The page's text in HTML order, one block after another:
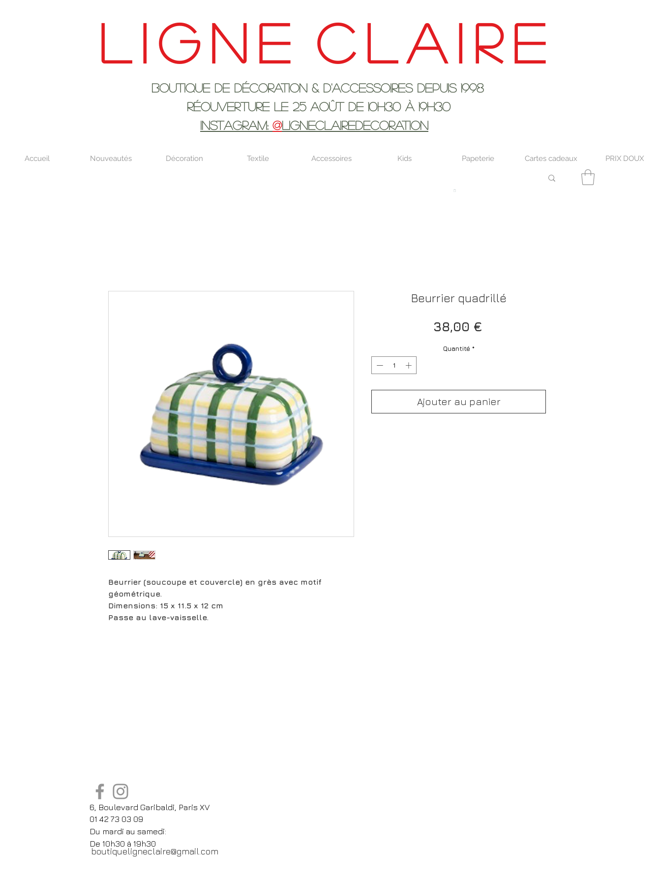
Ligne claire
Boutique de décoration & d'accessoires depuis 1998
RÉOUVERTURE LE 25 AOûT DE 10h30 à 19H30
INSTAGRAM: @LIGNECLAIREDECORATION
Accueil Nouveautés Décoration Textile Accessoires Kids Papeterie Cartes cadeaux PRIX DOUX
Beurrier (soucoupe et couvercle) en grès avec motif
géométrique.
Dimensions: 15 x 11.5 x 12 cm
Passe au lave-vaisselle.
Beurrier quadrillé
38,00 €Prix
Quantité *
Ajouter au panier
6, Boulevard Garibaldi, Paris XV
01 42 73 03 09
Du mardi au samedi:
De 10h30 à 19h30
boutiqueligneclaire@gmail.com